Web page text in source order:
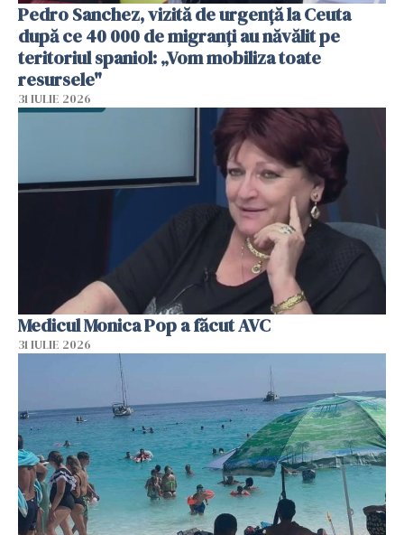
Pedro Sanchez, vizită de urgență la Ceuta
după ce 40 000 de migranți au năvălit pe
teritoriul spaniol: „Vom mobiliza toate
resursele"
31 IULIE 2026
Medicul Monica Pop a făcut AVC
31 IULIE 2026